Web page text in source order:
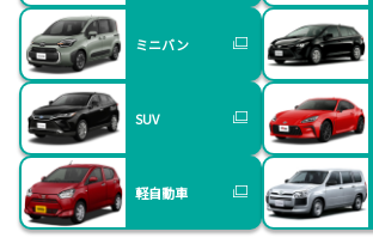
ミニバン
SUV
軽自動車